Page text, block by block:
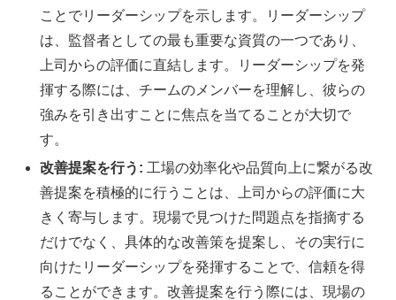
ことでリーダーシップを示します。リーダーシップ
は、監督者としての最も重要な資質の一つであり、
上司からの評価に直結します。リーダーシップを発
揮する際には、チームのメンバーを理解し、彼らの
強みを引き出すことに焦点を当てることが大切で
す。
改善提案を行う: 工場の効率化や品質向上に繋がる改
善提案を積極的に行うことは、上司からの評価に大
きく寄与します。現場で見つけた問題点を指摘する
だけでなく、具体的な改善策を提案し、その実行に
向けたリーダーシップを発揮することで、信頼を得
ることができます。改善提案を行う際には、現場の